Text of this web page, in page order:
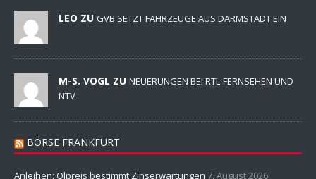
LEO ZU GVB SETZT FAHRZEUGE AUS DARMSTADT EIN
M-S. VOGL ZU NEUERUNGEN BEI RTL-FERNSEHEN UND
NTV
BÖRSE FRANKFURT
Anleihen: Ölpreis bestimmt Zinserwartungen 7. August 2026